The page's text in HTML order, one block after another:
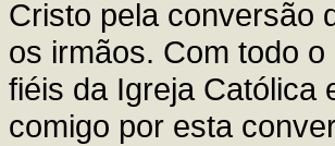
Cristo pela conversão
os irmãos. Com todo
fiéis da Igreja Católica
comigo por esta